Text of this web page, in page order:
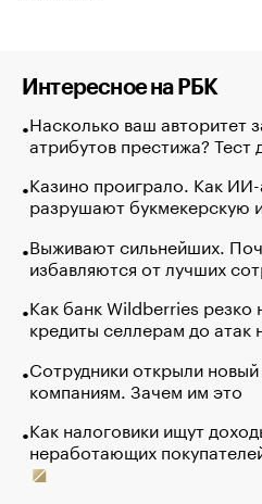
Интересное на РБК
Насколько ваш авторитет
атрибутов престижа? Тест
Казино проиграло. Как
разрушают букмекерскую
Выживают сильнейших.
избавляются от лучших
Как банк Wildberries резко
кредиты селлерам до атак
Сотрудники открыли
компаниям. Зачем им это
Как налоговики ищут
неработающих